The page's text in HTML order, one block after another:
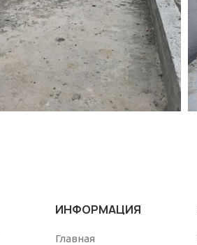
ИНФОРМАЦИЯ
Главная